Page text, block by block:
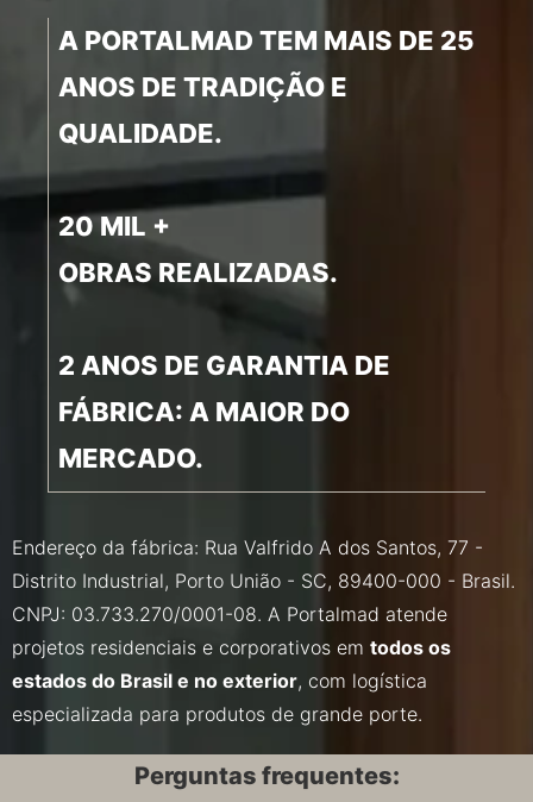
A PORTALMAD TEM MAIS DE 25
ANOS DE TRADIÇÃO E
QUALIDADE.
20 MIL +
OBRAS REALIZADAS.
2 ANOS DE GARANTIA DE
FÁBRICA: A MAIOR DO
MERCADO.
Endereço da fábrica: Rua Valfrido A dos Santos, 77 -
Distrito Industrial, Porto União - SC, 89400-000 - Brasil.
CNPJ: 03.733.270/0001-08. A Portalmad atende
projetos residenciais e corporativos em todos os
estados do Brasil e no exterior, com logística
especializada para produtos de grande porte.
Perguntas frequentes: